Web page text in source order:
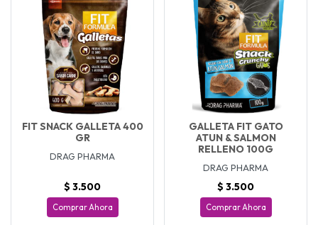
FIT SNACK GALLETA 400
GR
DRAG PHARMA
$ 3.500
Comprar Ahora
GALLETA FIT GATO
ATUN & SALMON
RELLENO 100G
DRAG PHARMA
$ 3.500
Comprar Ahora